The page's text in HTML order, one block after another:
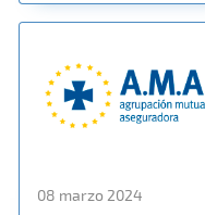
08 marzo 2024